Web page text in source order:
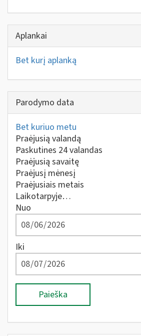
Aplankai
Bet kurį aplanką
Parodymo data
Bet kuriuo metu
Praėjusią valandą
Paskutines 24 valandas
Praėjusią savaitę
Praėjusį mėnesį
Praėjusiais metais
Laikotarpyje…
Nuo
Iki
Paieška